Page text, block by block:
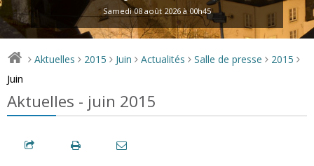
Samedi 08 août 2026 à 00h45
> Aktuelles > 2015 > Juin > Actualités > Salle de presse > 2015 >
Juin
Aktuelles - juin 2015